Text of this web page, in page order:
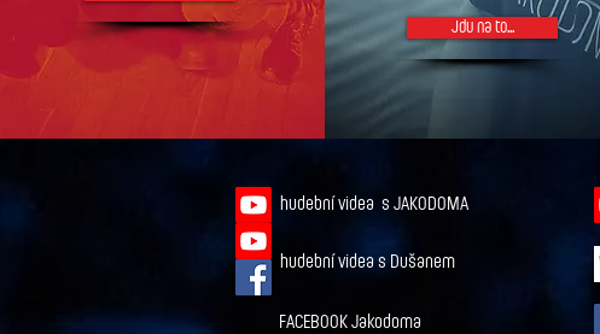
Jdu na to...
hudební videa s JAKODOMA
hudební videa s Dušanem
FACEBOOK Jakodoma